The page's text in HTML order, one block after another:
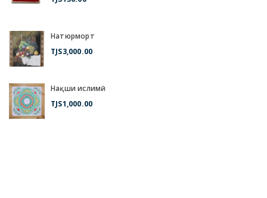
Натюрморт
TJS3,000.00
Нақши ислимӣ
TJS1,000.00